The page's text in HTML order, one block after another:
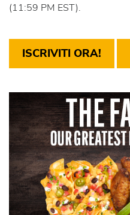
(11:59 PM EST).
ISCRIVITI ORA!